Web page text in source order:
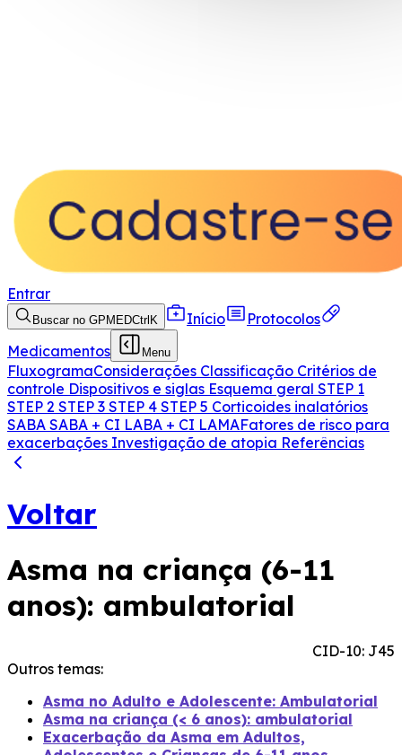
Entrar
Buscar no GPMEDCtrl K Início
Protocolos
Medicamentos
Menu
FluxogramaConsiderações Classificação Critérios de
controle Dispositivos e siglas Esquema geral STEP 1
STEP 2 STEP 3 STEP 4 STEP 5 Corticoides inalatórios
SABA SABA + CI LABA + CI LAMAFatores de risco para
exacerbações Investigação de atopia Referências
Voltar
Asma na criança (6-11
anos): ambulatorial
CID-10: J45
Outros temas:
Asma no Adulto e Adolescente: Ambulatorial
Asma na criança (< 6 anos): ambulatorial
Exacerbação da Asma em Adultos,